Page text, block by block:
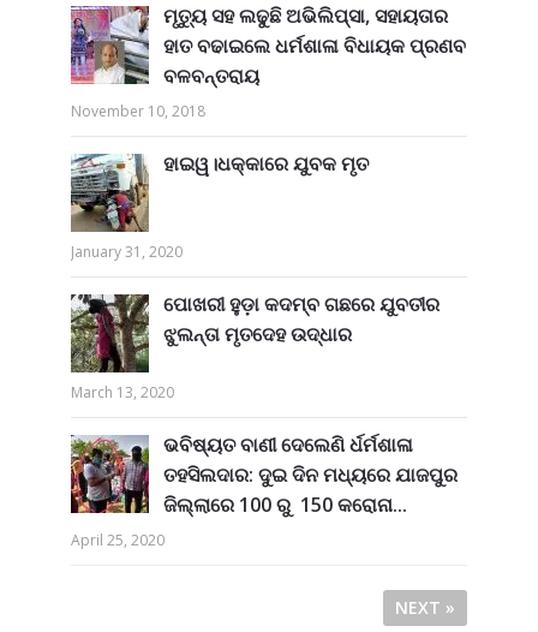
ମୃତ୍ୟୁ ସହ ଲଢୁଛି ଅଭିଲିପ୍ସା, ସହାୟତାର
ହାତ ବଢାଇଲେ ଧର୍ମଶାଳା ବିଧାୟକ ପ୍ରଣବ
ବଳବନ୍ତରାୟ
November 10, 2018
ହାଇୱ।ଧକ୍କାରେ ଯୁବକ ମୃତ
January 31, 2020
ପୋଖରୀ ହୁଡ଼ା କଦମ୍ବ ଗଛରେ ଯୁବତୀର
ଝୁଲନ୍ତା ମୃତଦେହ ଉଦ୍ଧାର
March 13, 2020
ଭବିଷ୍ୟତ ବାଣୀ ଦେଲେଣି ର୍ଧର୍ମଶାଳା
ତହସିଲଦାର: ଦୁଇ ଦିନ ମଧ୍ୟରେ ଯାଜପୁର
ଜିଲ୍ଲାରେ 100 ରୁ 150 କରୋନା...
April 25, 2020
NEXT »